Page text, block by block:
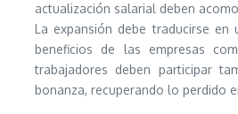
actualización salarial deben
La expansión debe traducirse
beneficios de las empresas
trabajadores deben participar
bonanza, recuperando lo perdido